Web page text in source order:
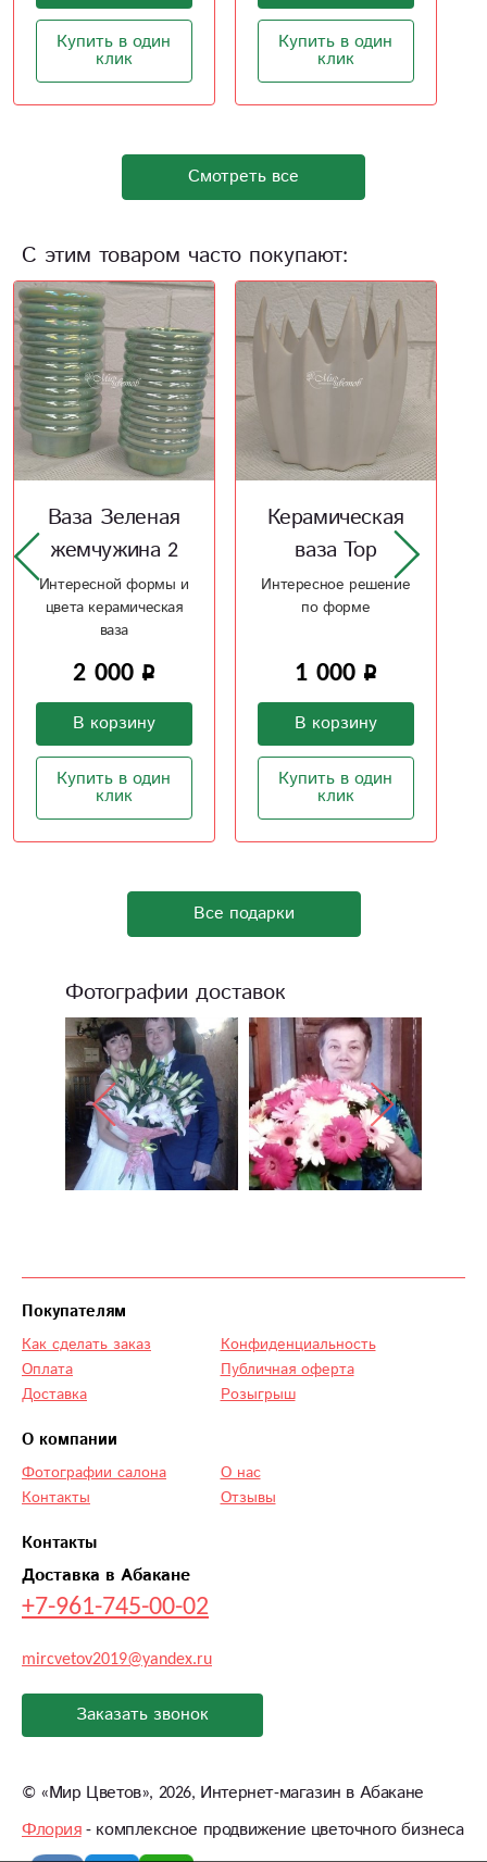
Купить в один
клик
В корзину
Смотреть все
С этим товаром часто покупают:
Керамическая
ваза Тор
Интересное решение
по форме
1 000
В корзину
Купить в один
клик
Конфеты
Раффаэло
Миндально -
кокосовый вкус
750
В корзину
Купить в один
клик
Все подарки
Фотографии доставок
Контакты
Доставка в Абакане
+7-961-745-00-02
mircvetov2019@yandex.ru
Заказать звонок
Покупателям
Как сделать заказ
Оплата
Доставка
Конфиденциальность
Публичная оферта
Розыгрыш
О компании
Фотографии салона
Контакты
О нас
Отзывы
© «Мир Цветов», 2026, Интернет-магазин в Абакане
Флория- комплексное продвижение цветочного бизнеса